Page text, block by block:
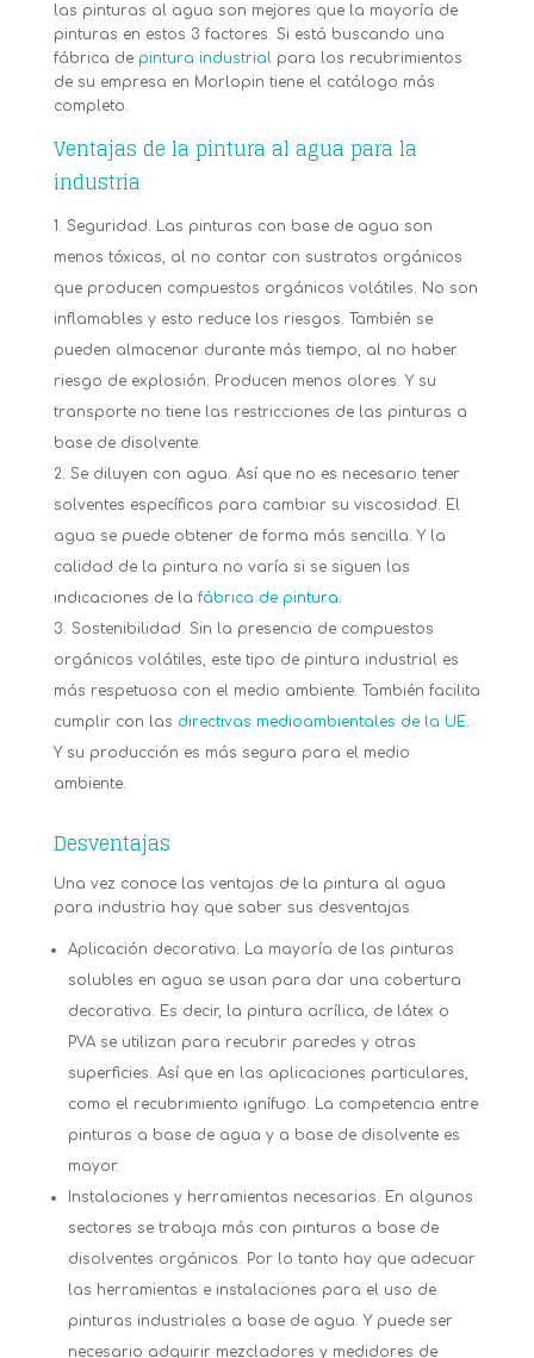
las pinturas al agua son mejores que la mayoría de
pinturas en estos 3 factores. Si está buscando una
fábrica de pintura industrialpara los recubrimientos
de su empresa en Morlopin tiene el catálogo más
completo.
Ventajas de la pintura al agua para la
industria
Seguridad. Las pinturas con base de agua son
menos tóxicas, al no contar con sustratos orgánicos
que producen compuestos orgánicos volátiles. No son
inflamables y esto reduce los riesgos. También se
pueden almacenar durante más tiempo, al no haber
riesgo de explosión. Producen menos olores. Y su
transporte no tiene las restricciones de las pinturas a
base de disolvente.
Se diluyen con agua. Así que no es necesario tener
solventes específicos para cambiar su viscosidad. El
agua se puede obtener de forma más sencilla. Y la
calidad de la pintura no varía si se siguen las
indicaciones de la fábrica de pintura.
Sostenibilidad. Sin la presencia de compuestos
orgánicos volátiles, este tipo de pintura industrial es
más respetuosa con el medio ambiente. También facilita
cumplir con las directivas medioambientales de la UE.
Y su producción es más segura para el medio
ambiente.
Desventajas
Una vez conoce las ventajas de la pintura al agua
para industria hay que saber sus desventajas.
Aplicación decorativa. La mayoría de las pinturas
solubles en agua se usan para dar una cobertura
decorativa. Es decir, la pintura acrílica, de látex o
PVA se utilizan para recubrir paredes y otras
superficies. Así que en las aplicaciones particulares,
como el recubrimiento ignífugo. La competencia entre
pinturas a base de agua y a base de disolvente es
mayor.
Instalaciones y herramientas necesarias. En algunos
sectores se trabaja más con pinturas a base de
disolventes orgánicos. Por lo tanto hay que adecuar
las herramientas e instalaciones para el uso de
pinturas industriales a base de agua. Y puede ser
necesario adquirir mezcladores y medidores de